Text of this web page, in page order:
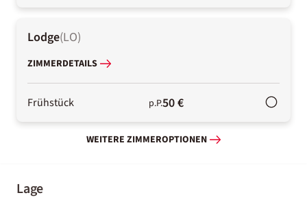
Lodge(LO)
ZIMMERDETAILS
Frühstück p.P.50 €
WEITERE ZIMMEROPTIONEN
Lage